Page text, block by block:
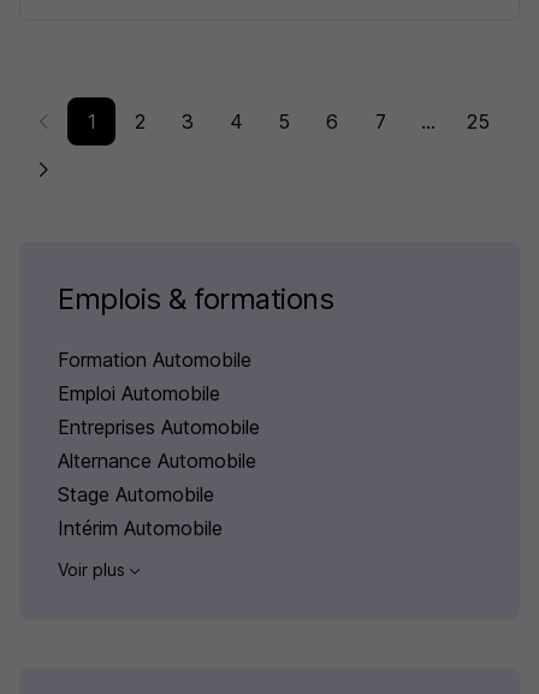
1 2 3 4 5 6 7 ... 25
Emplois & formations
Formation Automobile
Emploi Automobile
Entreprises Automobile
Alternance Automobile
Stage Automobile
Intérim Automobile
Voir plus